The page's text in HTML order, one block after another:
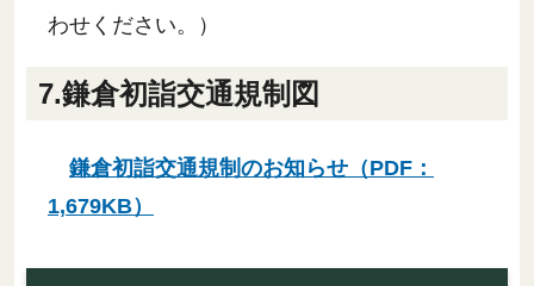
わせください。）
7.鎌倉初詣交通規制図
鎌倉初詣交通規制のお知らせ（PDF：
1,679KB）